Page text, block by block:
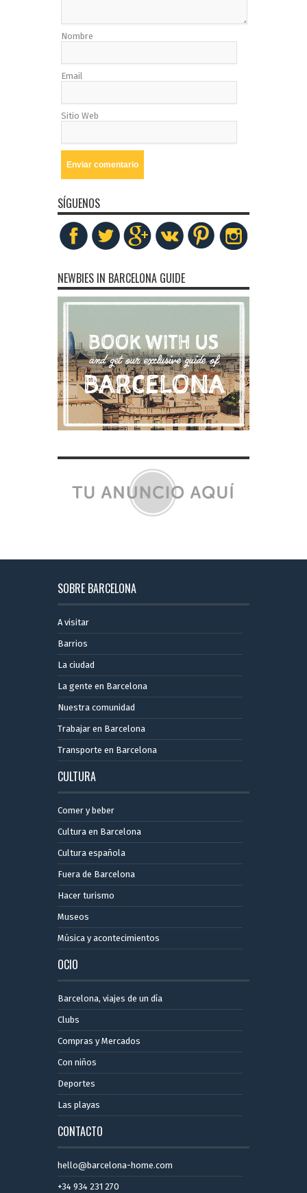
Nombre
Email
Sitio Web
SÍGUENOS
NEWBIES IN BARCELONA GUIDE
SOBRE BARCELONA
A visitar
Barrios
La ciudad
La gente en Barcelona
Nuestra comunidad
Trabajar en Barcelona
Transporte en Barcelona
CULTURA
Comer y beber
Cultura en Barcelona
Cultura española
Fuera de Barcelona
Hacer turismo
Museos
Música y acontecimientos
OCIO
Barcelona, ​​viajes de un día
Clubs
Compras y Mercados
Con niños
Deportes
Las playas
CONTACTO
hello@barcelona-home.com
+34 934 231 270